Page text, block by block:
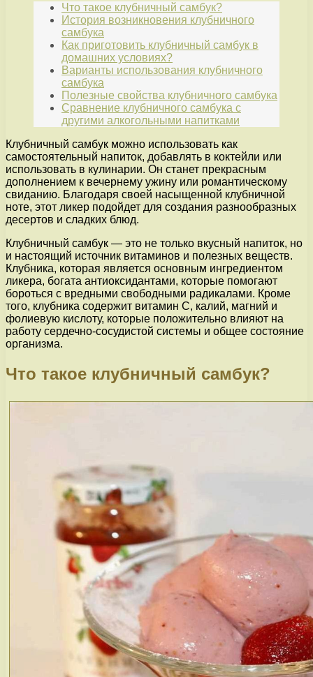
Что такое клубничный самбук?
История возникновения клубничного
самбука
Как приготовить клубничный самбук в
домашних условиях?
Варианты использования клубничного
самбука
Полезные свойства клубничного самбука
Сравнение клубничного самбука с
другими алкогольными напитками
Клубничный самбук можно использовать как
самостоятельный напиток, добавлять в коктейли или
использовать в кулинарии. Он станет прекрасным
дополнением к вечернему ужину или романтическому
свиданию. Благодаря своей насыщенной клубничной
ноте, этот ликер подойдет для создания разнообразных
десертов и сладких блюд.
Клубничный самбук — это не только вкусный напиток, но
и настоящий источник витаминов и полезных веществ.
Клубника, которая является основным ингредиентом
ликера, богата антиоксидантами, которые помогают
бороться с вредными свободными радикалами. Кроме
того, клубника содержит витамин С, калий, магний и
фолиевую кислоту, которые положительно влияют на
работу сердечно-сосудистой системы и общее состояние
организма.
Что такое клубничный самбук?